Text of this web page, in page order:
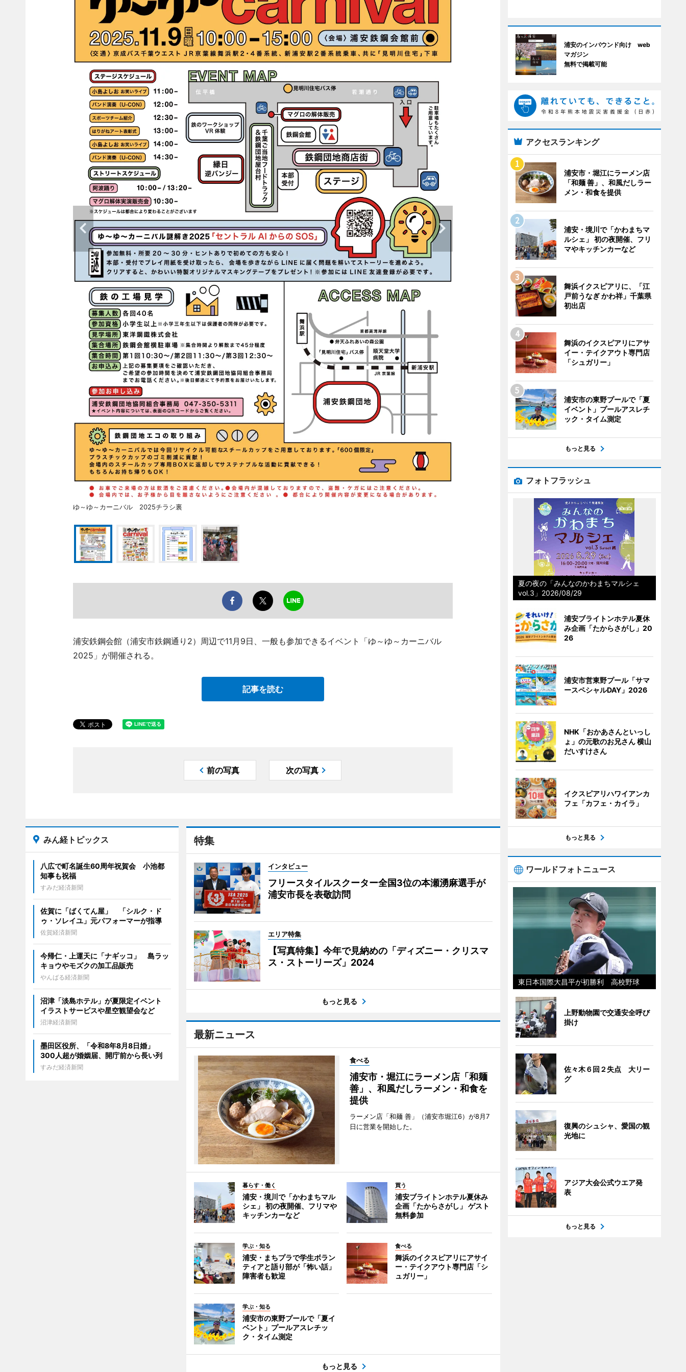
ゆ～ゆ～カーニバル 2025チラシ裏
浦安鉄鋼会館（浦安市鉄鋼通り2）周辺で11月9日、一般も参加できるイベント「ゆ～ゆ～カーニバル
2025」が開催される。
記事を読む
前の写真 次の写真
特集
インタビュー
フリースタイルスクーター全国3位の本瀬湧麻選手が
浦安市長を表敬訪問
エリア特集
【写真特集】今年で見納めの「ディズニー・クリスマ
ス・ストーリーズ」2024
もっと見る
最新ニュース
食べる
浦安市・堀江にラーメン店「和麺
善」、和風だしラーメン・和食を
提供
ラーメン店「和麺 善」（浦安市堀江6）が8月7
日に営業を開始した。
暮らす・働く
浦安・境川で「かわまちマル
シェ」 初の夜開催、フリマや
キッチンカーなど
買う
浦安ブライトンホテル夏休み
企画「たからさがし」 ゲスト
無料参加
学ぶ・知る
浦安・まちプラで学生ボラン
ティアと語り部が「怖い話」
障害者も歓迎
食べる
舞浜のイクスピアリにアサイ
ー・テイクアウト専門店「シ
ュガリー」
学ぶ・知る
浦安市の東野プールで「夏イ
ベント」プールアスレチッ
ク・タイム測定
もっと見る
みん経トピックス
八広で町名誕生60周年祝賀会 小池都
知事も祝福
すみだ経済新聞
佐賀に「ばくてん屋」 「シルク・ド
ゥ・ソレイユ」元パフォーマーが指導
佐賀経済新聞
今帰仁・上運天に「ナギッコ」 島ラッ
キョウやモズクの加工品販売
やんばる経済新聞
沼津「淡島ホテル」が夏限定イベント
イラストサービスや星空観望会など
沼津経済新聞
墨田区役所、「令和8年8月8日婚」
300人超が婚姻届、開庁前から長い列
すみだ経済新聞
浦安のインバウンド向け web
マガジン
無料で掲載可能
アクセスランキング
浦安市・堀江にラーメン店
「和麺 善」、和風だしラー
メン・和食を提供
浦安・境川で「かわまちマ
ルシェ」 初の夜開催、フリ
マやキッチンカーなど
舞浜イクスピアリに、「江
戸前うなぎ かわ祥」千葉県
初出店
舞浜のイクスピアリにアサ
イー・テイクアウト専門店
「シュガリー」
浦安市の東野プールで「夏
イベント」プールアスレチ
ック・タイム測定
もっと見る
フォトフラッシュ
夏の夜の「みんなのかわまちマルシェ
vol.3」2026/08/29
浦安ブライトンホテル夏休
み企画「たからさがし」20
26
浦安市営東野プール「サマ
ースペシャルDAY」2026
NHK「おかあさんといっし
ょ」の元歌のお兄さん 横山
だいすけさん
イクスピアリハワイアンカ
フェ「カフェ・カイラ」
もっと見る
ワールドフォトニュース
東日本国際大昌平が初勝利 高校野球
上野動物園で交通安全呼び
掛け
佐々木６回２失点 大リー
グ
復興のシュシャ、愛国の観
光地に
アジア大会公式ウエア発
表
もっと見る